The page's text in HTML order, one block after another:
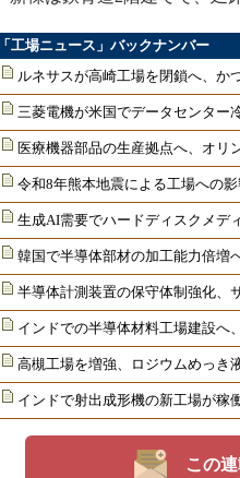
「工場ニュース」バックナンバー
ルネサスが高崎工場を閉鎖へ、か
三菱電機が米国でデータセンター
医療機器部品の生産拠点へ、オリ
令和8年熊本地震による工場への
生成AI需要でハードディスクメデ
韓国で半導体部材の加工能力倍増
半導体計測装置の保守体制強化、
インドでの半導体材料工場建設へ
高槻工場を増強、ロジウムめっき
インドで射出成形機の新工場が稼
この